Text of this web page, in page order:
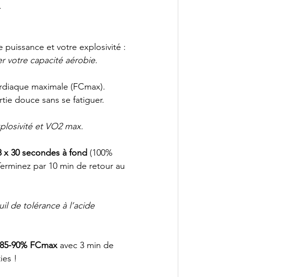
puissance et votre explosivité :
votre capacité aérobie.
maximale (FCmax).
douce sans se fatiguer.
et VO2 max.
x 30 secondes à fond (100%
par 10 min de retour au
de tolérance à l’acide
85-90% FCmax avec 3 min de
!